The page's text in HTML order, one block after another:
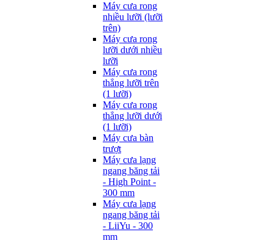
Máy cưa rong
nhiều lưỡi (lưỡi
trên)
Máy cưa rong
lưỡi dưới nhiều
lưỡi
Máy cưa rong
thẳng lưỡi trên
(1 lưỡi)
Máy cưa rong
thẳng lưỡi dưới
(1 lưỡi)
Máy cưa bàn
trượt
Máy cưa lạng
ngang băng tải
- High Point -
300 mm
Máy cưa lạng
ngang băng tải
- LiiYu - 300
mm